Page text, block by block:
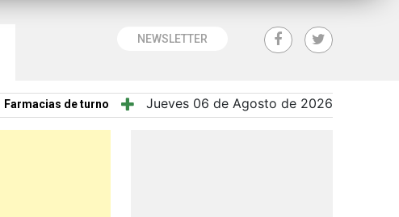
NEWSLETTER
Farmacias de turno Jueves 06 de Agosto de 2026